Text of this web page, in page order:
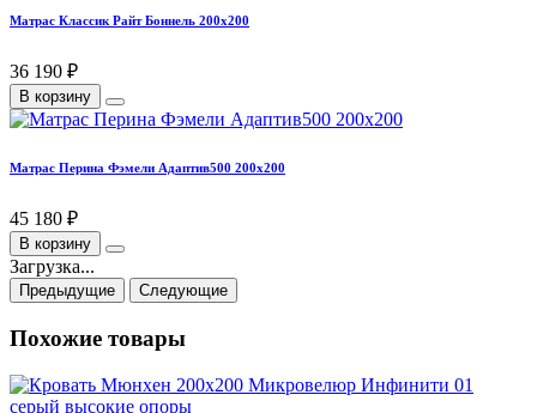
Матрас Классик Райт Боннель 200х200
36 190 ₽
В корзину
Матрас Перина Фэмели Адаптив500 200х200
45 180 ₽
В корзину
Загрузка...
Предыдущие Следующие
Похожие товары